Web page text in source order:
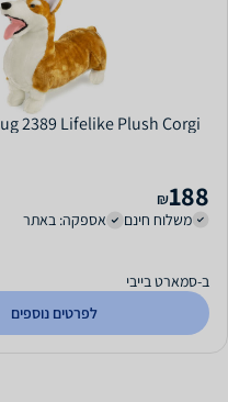
2389 Lifelike Plush Corgi
188
₪
משלוח חינם
אספקה: באתר
ב-סמארט בייבי
לפרטים נוספים